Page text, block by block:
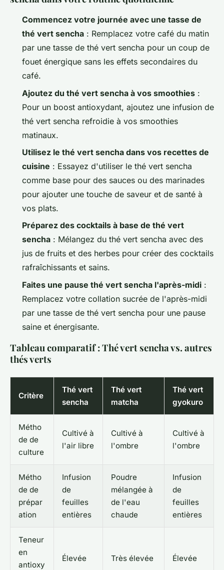
Commencez votre journée avec une tasse de
thé vert sencha : Remplacez votre café du matin
par une tasse de thé vert sencha pour un coup de
fouet énergique sans les effets secondaires du
café.
Ajoutez du thé vert sencha à vos smoothies :
Pour un boost antioxydant, ajoutez une infusion de
thé vert sencha refroidie à vos smoothies
matinaux.
Utilisez le thé vert sencha dans vos recettes de
cuisine : Essayez d'utiliser le thé vert sencha
comme base pour des sauces ou des marinades
pour ajouter une touche de saveur et de santé à
vos plats.
Préparez des cocktails à base de thé vert
sencha : Mélangez du thé vert sencha avec des
jus de fruits et des herbes pour créer des cocktails
rafraîchissants et sains.
Faites une pause thé vert sencha l'après-midi :
Remplacez votre collation sucrée de l'après-midi
par une tasse de thé vert sencha pour une pause
saine et énergisante.
Tableau comparatif : Thé vert sencha vs. autres
thés verts
Critère
Thé vert
sencha
Thé vert
matcha
Thé vert
gyokuro
Métho
de de
culture
Cultivé à
l'air libre
Cultivé à
l'ombre
Cultivé à
l'ombre
Métho
de de
prépar
ation
Infusion
de
feuilles
entières
Poudre
mélangée à
de l'eau
chaude
Infusion
de
feuilles
entières
Teneur
en
antioxy
Élevée Très élevée Élevée